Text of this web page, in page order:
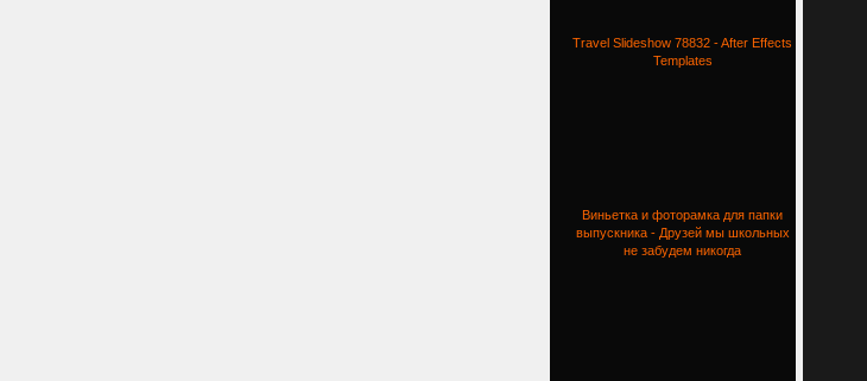
Travel Slideshow 78832 - After Effects
Templates
Виньетка и фоторамка для папки
выпускника - Друзей мы школьных
не забудем никогда